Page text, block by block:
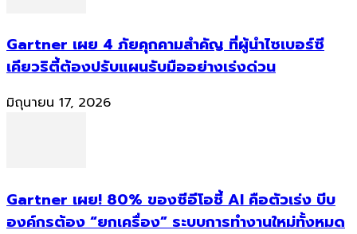
Gartner เผย 4 ภัยคุกคามสำคัญ ที่ผู้นำไซเบอร์ซี
เคียวริตี้ต้องปรับแผนรับมืออย่างเร่งด่วน
มิถุนายน 17, 2026
Gartner เผย! 80% ของซีอีโอชี้ AI คือตัวเร่ง บีบ
องค์กรต้อง “ยกเครื่อง” ระบบการทำงานใหม่ทั้งหมด